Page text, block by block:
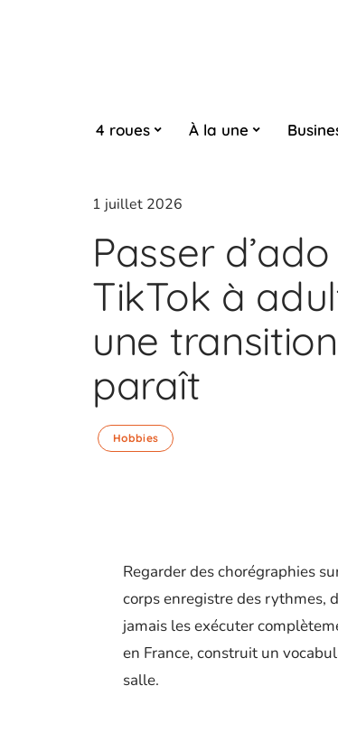
4 roues À la une
1 juillet 2026
Passer
TikTok à
une
paraît
Hobbies
Regarder des chorégraphies
corps enregistre des rythmes,
jamais les exécuter
en France, construit un
salle.